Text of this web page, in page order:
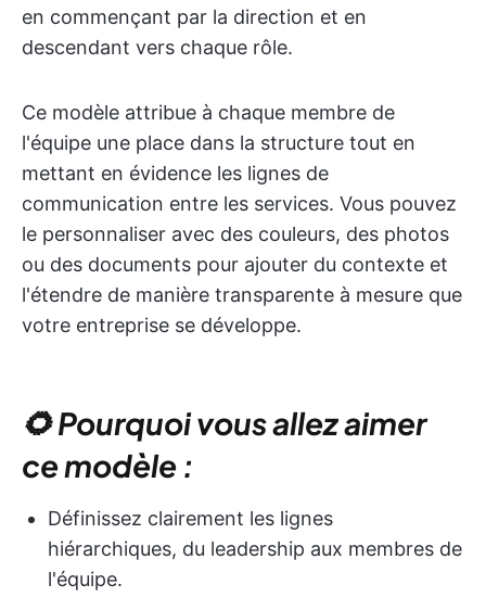
en commençant par la direction et en
descendant vers chaque rôle.
Ce modèle attribue à chaque membre de
l'équipe une place dans la structure tout en
mettant en évidence les lignes de
communication entre les services. Vous pouvez
le personnaliser avec des couleurs, des photos
ou des documents pour ajouter du contexte et
l'étendre de manière transparente à mesure que
votre entreprise se développe.
🌻 Pourquoi vous allez aimer
ce modèle :
Définissez clairement les lignes
hiérarchiques, du leadership aux membres de
l'équipe.